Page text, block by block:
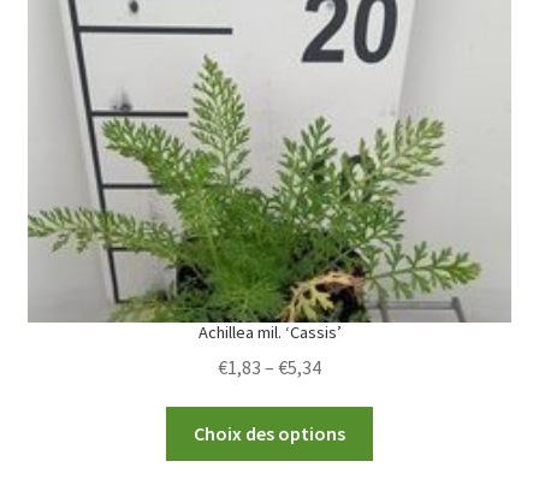
options
may
chosen
on
the
product
page
Achillea mil. ‘Cassis’
€1,83 – €5,34Price
€1,83
through
Choix des options